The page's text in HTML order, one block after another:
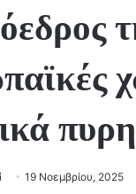
Send19 Νοεμβρίου, 2025